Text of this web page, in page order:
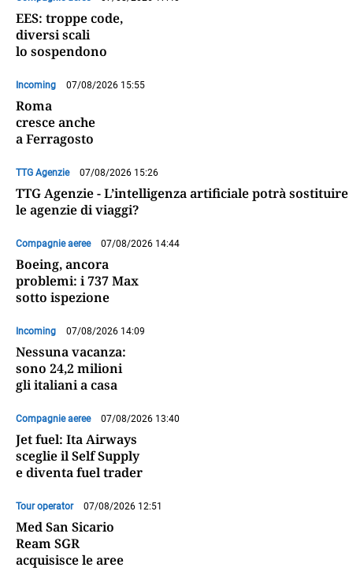
EES: troppe code,
diversi scali
lo sospendono
Incoming 07/08/2026 15:55
Roma
cresce anche
a Ferragosto
TTG Agenzie 07/08/2026 15:26
TTG Agenzie - L’intelligenza artificiale potrà sostituire
le agenzie di viaggi?
Compagnie aeree 07/08/2026 14:44
Boeing, ancora
problemi: i 737 Max
sotto ispezione
Incoming 07/08/2026 14:09
Nessuna vacanza:
sono 24,2 milioni
gli italiani a casa
Compagnie aeree 07/08/2026 13:40
Jet fuel: Ita Airways
sceglie il Self Supply
e diventa fuel trader
Tour operator 07/08/2026 12:51
Med San Sicario
Ream SGR
acquisisce le aree